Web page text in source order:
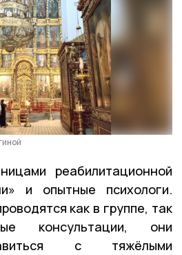
реабилитационной
и опытные психологи.
как в группе, так
консультации, они
с тяжёлыми